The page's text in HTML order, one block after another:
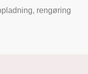
rengøring